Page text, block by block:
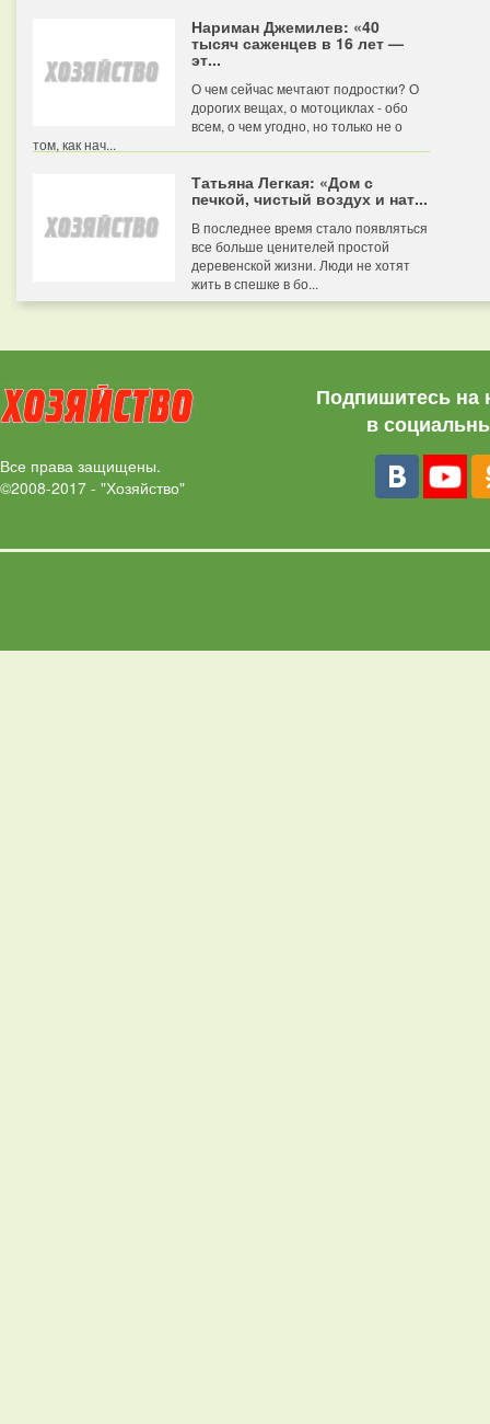
Нариман Джемилев: «40
тысяч саженцев в 16 лет —
эт...
О чем сейчас мечтают подростки? О
дорогих вещах, о мотоциклах - обо
всем, о чем угодно, но только не о
том, как нач...
Татьяна Легкая: «Дом с
печкой, чистый воздух и нат...
В последнее время стало появляться
все больше ценителей простой
деревенской жизни. Люди не хотят
жить в спешке в бо...
Все права защищены.
©2008-2017 - "Хозяйство"
Подпишитесь на
в